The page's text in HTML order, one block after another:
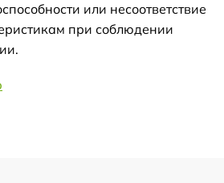
или несоответствие
при соблюдении